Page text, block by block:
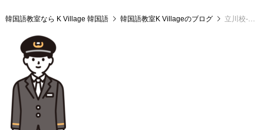
韓国語教室なら K Village 韓国語 韓国語教室K Villageのブログ 立川校-気候同行カード